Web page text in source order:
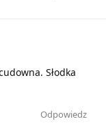
Słodka
Odpowiedz